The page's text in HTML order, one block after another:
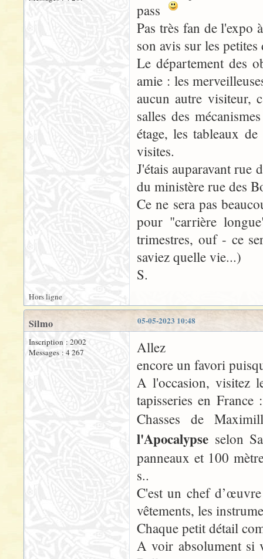
pass
Pas très fan de l'expo
son avis sur les
Le département des
amie : les
aucun autre visiteur,
salles des
étage, les tableaux
visites.
J'étais auparavant rue
du ministère rue des
Ce ne sera pas
pour "carrière
trimestres, ouf - ce
saviez quelle vie...)
S.
Hors ligne
05-05-2023 10:48
Silmo
Inscription : 2002
Messages : 4 267
Allez
encore un favori
A l'occasion, visitez
tapisseries en
Chasses de
l'Apocalypse selon
panneaux et 100
s..
C'est un chef
vêtements, les
Chaque petit détail
A voir absolument si